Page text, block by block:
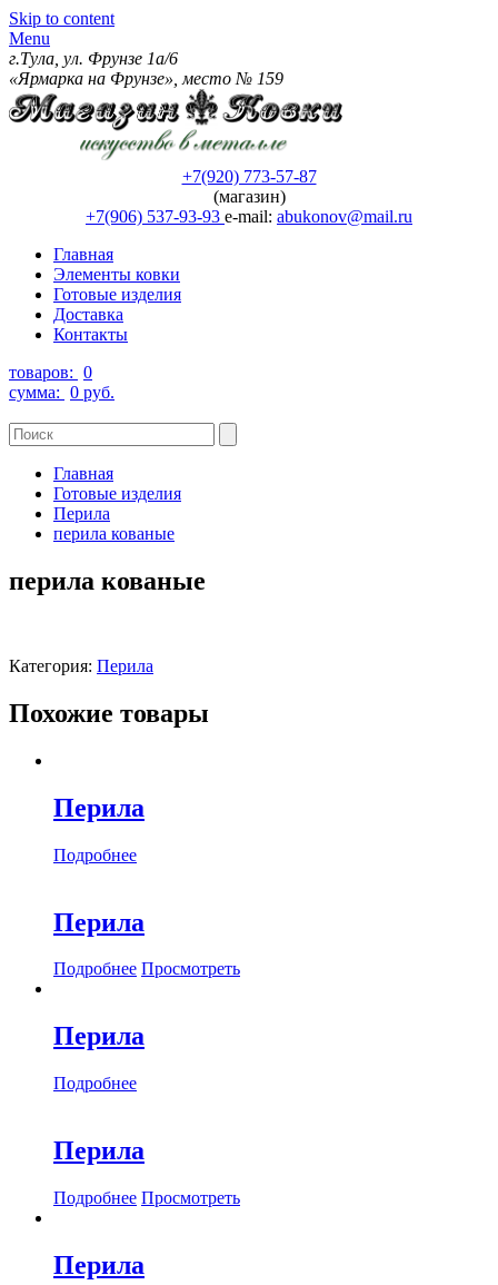
Skip to content
Menu
г.Тула, ул. Фрунзе 1а/6
«Ярмарка на Фрунзе», место № 159
+7(920) 773-57-87
(магазин)
+7(906) 537-93-93 e-mail: abukonov@mail.ru
Главная
Элементы ковки
Готовые изделия
Доставка
Контакты
товаров: 0
сумма: 0 руб.
Главная
Готовые изделия
Перила
перила кованые
перила кованые
Категория: Перила
Похожие товары
Перила
Подробнее
Перила
Подробнее Просмотреть
Перила
Подробнее
Перила
Подробнее Просмотреть
Перила